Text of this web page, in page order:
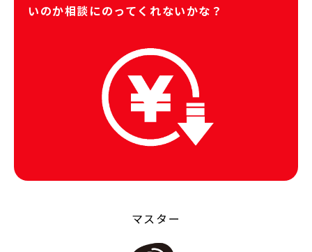
いのか相談にのってくれないかな？
マスター